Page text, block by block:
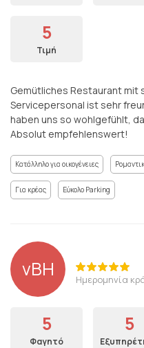
5
Τιμή
Gemütliches Restaurant mit
Servicepersonal ist sehr
haben uns so wohlgefühlt,
Absolut empfehlenswert!
Κατάλληλο για οικογένειες
Για κρέας Εύκολο Parking
vBH Ημερομηνία
5
Φαγητό
5